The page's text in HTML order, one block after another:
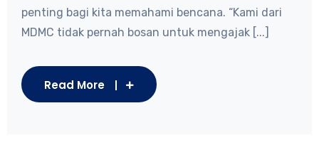
penting bagi kita memahami bencana. “Kami dari
MDMC tidak pernah bosan untuk mengajak [...]
Read More